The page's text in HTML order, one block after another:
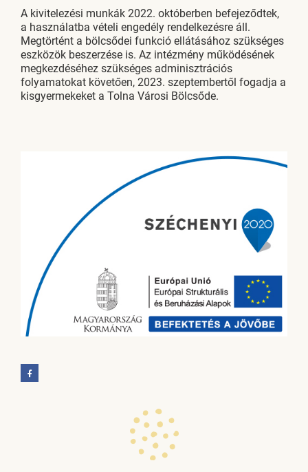
A kivitelezési munkák 2022. októberben befejeződtek,
a használatba vételi engedély rendelkezésre áll.
Megtörtént a bölcsődei funkció ellátásához szükséges
eszközök beszerzése is. Az intézmény működésének
megkezdéséhez szükséges adminisztrációs
folyamatokat követően, 2023. szeptembertől fogadja a
kisgyermekeket a Tolna Városi Bölcsőde.